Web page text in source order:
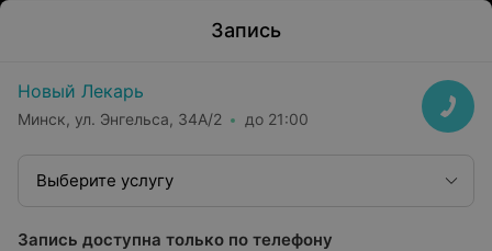
Запись
Новый Лекарь
Минск, ул. Энгельса, 34А/2 до 21:00
Выберите услугу
Запись доступна только по телефону